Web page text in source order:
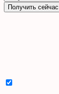
Получить